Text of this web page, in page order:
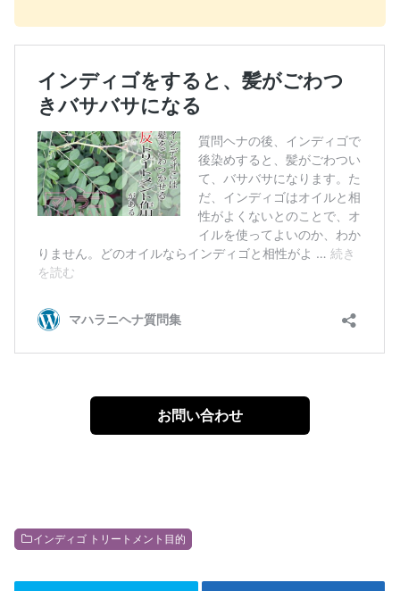
お問い合わせ
インディゴ トリートメント目的